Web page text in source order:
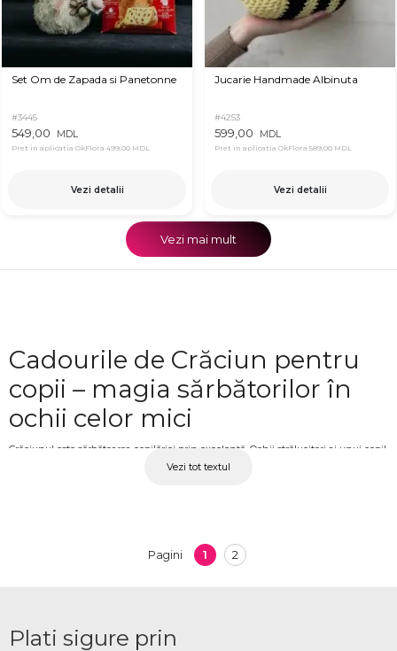
Set Om de Zapada si Panetonne
#3445
549,00 MDL
Pret in aplicatia OkFlora 499,00 MDL
Vezi detalii
Jucarie Handmade Albinuta
#4253
599,00 MDL
Pret in aplicatia OkFlora 589,00 MDL
Vezi detalii
Vezi mai mult
Cadourile de Crăciun pentru
copii – magia sărbătorilor în
ochii celor mici
Crăciunul este sărbătoarea copilăriei prin excelență. Ochii strălucitori ai unui copil
când descoperă cadoul de sub brad sunt unul dintre cele mai frumoase
dulciuri și surprize tematice, disponibile cu livrare.
Cadouri de Crăciun pentru
Fie că ești alături de copii de Crăciun sau la distanță, OkFlora livrează cadouri
Vezi tot textul
Pagini 1 2
Plati sigure prin